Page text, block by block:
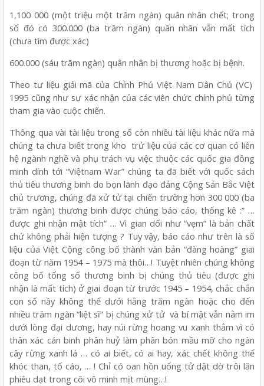
1,100 000 (một triệu một trăm ngàn) quân nhân chết; trong
số đó có 300.000 (ba trăm ngàn) quân nhân vẫn mất tích
(chưa tìm được xác)
600.000 (sáu trăm ngàn) quân nhân bị thương hoặc bị bệnh.
Theo tư liệu giải mã của Chính Phủ Việt Nam Dân Chủ (VC)
1995 cũng như sự xác nhận của các viên chức chính phủ từng
tham gia vào cuộc chiến.
Thông qua vài tài liệu trong số còn nhiều tài liệu khác nữa mà
chúng ta chưa biết trong kho trử liệu của các cơ quan có liên
hệ ngành nghề và phụ trách vụ việc thuộc các quốc gia đồng
minh dính tới “Việtnam War” chúng ta đã biết với quốc sách
thủ tiêu thương binh do bọn lãnh đạo đảng Cộng Sản Bắc Việt
chủ trương, chúng đã xử tử tại chiến trường hơn 300 000 (ba
trăm ngàn) thương binh được chúng báo cáo, thống kê :” …
được ghi nhận mật tích” … Vì gian dối như “vẹm” là bản chất
chứ không phải hiện tượng ? Tuy vậy, báo cáo như trên là số
liệu của Việt Cộng công bố thành văn bản “đàng hoàng” giai
đoạn từ năm 1954 – 1975 mà thôi…! Tuyệt nhiên chúng không
công bố tổng số thương binh bị chúng thủ tiêu (được ghi
nhận là mất tích) ở giai đoạn từ trước 1945 – 1954, chắc chắn
con số nầy không thể dưới hằng trăm ngàn hoặc cho đến
nhiều trăm ngàn “liệt sĩ” bị chúng xử tử và bí mật vẫn nằm im
dưới lòng đại dương, hay núi rừng hoang vu xanh thẳm vì có
thân xác cán binh phân huỷ làm phân bón mầu mỡ cho ngàn
cây rừng xanh lá … có ai biết, có ai hay, xác chết không thể
khóc than, tố cáo, … ! Chỉ có oan hồn uổng tử dật dờ trôi lăn
phiêu dạt trong cõi vô minh mịt mùng…!